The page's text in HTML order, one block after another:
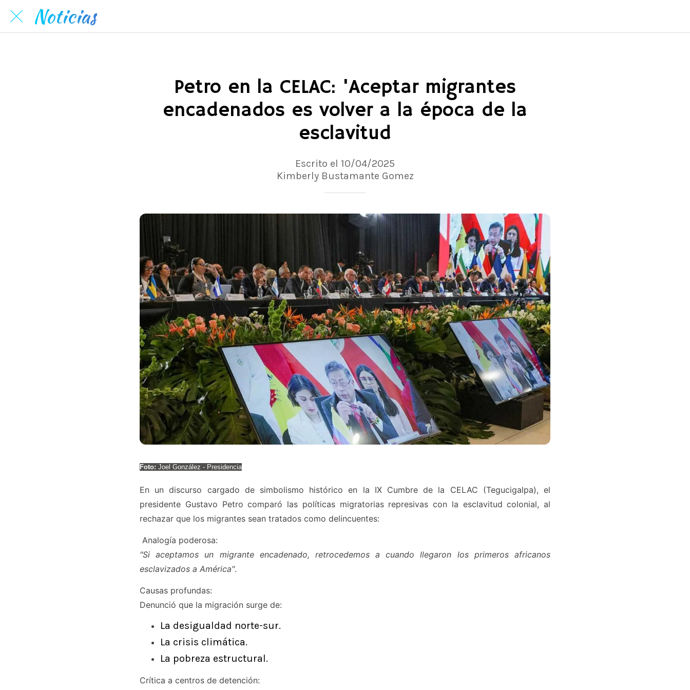
Noticias
Petro en la CELAC: 'Aceptar migrantes
encadenados es volver a la época de la
esclavitud
Escrito el 10/04/2025
Kimberly Bustamante Gomez
Foto: Joel González - Presidencia
En un discurso cargado de simbolismo histórico en la IX Cumbre de la CELAC (Tegucigalpa), el
presidente Gustavo Petro comparó las políticas migratorias represivas con la esclavitud colonial, al
rechazar que los migrantes sean tratados como delincuentes:
Analogía poderosa:
"Si aceptamos un migrante encadenado, retrocedemos a cuando llegaron los primeros africanos
esclavizados a América".
Causas profundas:
Denunció que la migración surge de:
La desigualdad norte-sur.
La crisis climática.
La pobreza estructural.
Crítica a centros de detención: